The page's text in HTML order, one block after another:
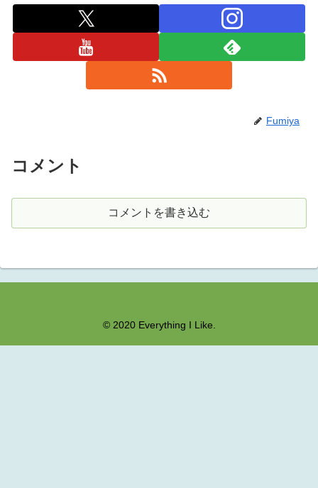
Fumiya
コメント
コメントを書き込む
© 2020 Everything I Like.